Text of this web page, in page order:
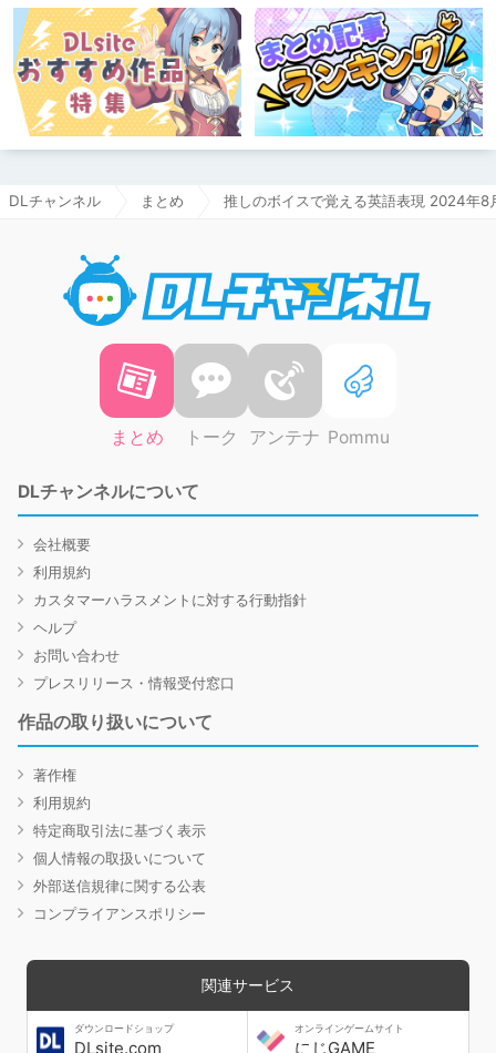
DLチャンネル まとめ 推しのボイスで覚える英語表現 2024年8
まとめ トーク アンテナ Pommu
DLチャンネルについて
会社概要
利用規約
カスタマーハラスメントに対する行動指針
ヘルプ
お問い合わせ
プレスリリース・情報受付窓口
作品の取り扱いについて
著作権
利用規約
特定商取引法に基づく表示
個人情報の取扱いについて
外部送信規律に関する公表
コンプライアンスポリシー
関連サービス
ダウンロードショップ
DLsite.com
オンラインゲームサイト
にじGAME